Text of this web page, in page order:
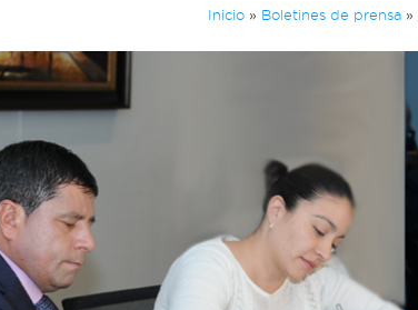
Inicio » Boletines de prensa »